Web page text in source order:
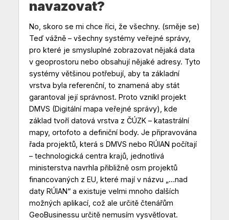
navazovat?
No, skoro se mi chce říci, že všechny. (směje se)
Teď vážně – všechny systémy veřejné správy,
pro které je smysluplné zobrazovat nějaká data
v geoprostoru nebo obsahují nějaké adresy. Tyto
systémy většinou potřebují, aby ta základní
vrstva byla referenční, to znamená aby stát
garantoval její správnost. Proto vznikl projekt
DMVS (Digitální mapa veřejné správy), kde
základ tvoří datová vrstva z ČÚZK – katastrální
mapy, ortofoto a definiční body. Je připravována
řada projektů, která s DMVS nebo RÚIAN počítají
– technologická centra krajů, jednotlivá
ministerstva navrhla přibližně osm projektů
financovaných z EU, které mají v názvu „…nad
daty RÚIAN“ a existuje velmi mnoho dalších
možných aplikací, což ale určitě čtenářům
GeoBusinessu určitě nemusím vysvětlovat.